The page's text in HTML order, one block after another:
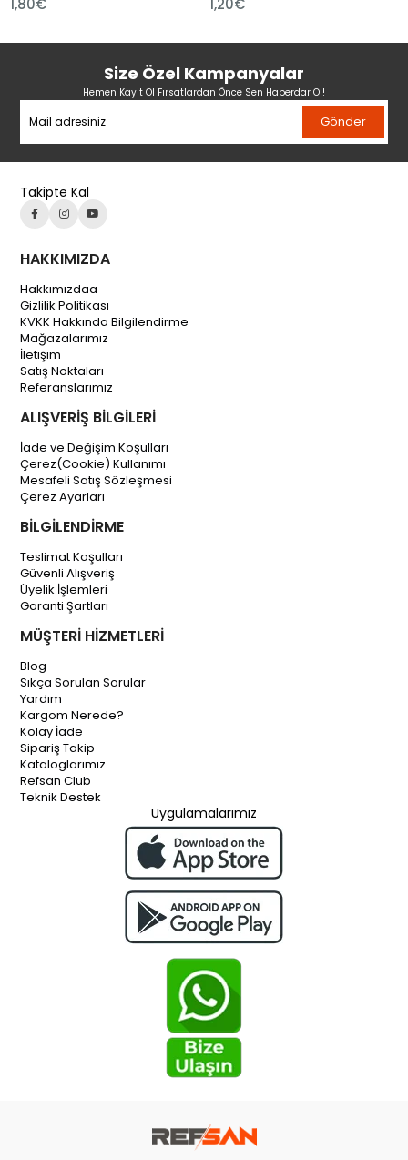
Size Özel Kampanyalar
Hemen Kayıt Ol Fırsatlardan Önce Sen Haberdar Ol!
Gönder
Takipte Kal
HAKKIMIZDA
Hakkımızdaa
Gizlilik Politikası
KVKK Hakkında Bilgilendirme
Mağazalarımız
İletişim
Satış Noktaları
Referanslarımız
ALIŞVERİŞ BİLGİLERİ
İade ve Değişim Koşulları
Çerez(Cookie) Kullanımı
Mesafeli Satış Sözleşmesi
Çerez Ayarları
BİLGİLENDİRME
Teslimat Koşulları
Güvenli Alışveriş
Üyelik İşlemleri
Garanti Şartları
MÜŞTERİ HİZMETLERİ
Blog
Sıkça Sorulan Sorular
Yardım
Kargom Nerede?
Kolay İade
Sipariş Takip
Kataloglarımız
Refsan Club
Teknik Destek
Uygulamalarımız